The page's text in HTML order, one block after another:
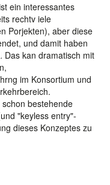
ein interessantes
rechtv iele
Porjekten), aber diese
und damit haben
Das kan dramatisch mit
im Konsortium und
bestehende
"keyless entry"-
dieses Konzeptes zu